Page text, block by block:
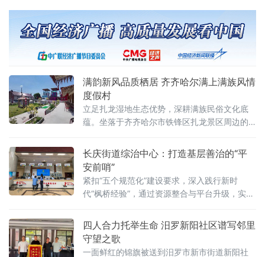
难题，更以“政策扶持+乡贤助力+村民互助”的
模式，为农村居家养老探索出一条温情可行的
新路径。临近中午，移风村李家屋场的暖心食
堂里饭菜飘香，六张圆桌座
满韵新风品质栖居 齐齐哈尔满上满族风情
度假村
立足扎龙湿地生态优势，深耕满族民俗文化底
蕴。坐落于齐齐哈尔市铁锋区扎龙景区周边的
套最完善的一站式综合文旅接待载体，集精品
住宿、特色餐饮、休闲娱乐于一体，有效补齐
扎龙湿地景区配套短板，成为区域生态文旅融
合发展的重要支撑。作为扎龙湿地核心配套度
假点位，度假村区位优势得天独厚，距景区核
长庆街道综治中心：打造基层善治的“平
安前哨”
紧扣“五个规范化”建设要求，深入践行新时
代“枫桥经验”，通过资源整合与平台升级，实现
决”，逐步探索出一条具有区域特色的基层善治
路径。开门理事，让群众诉求有门走进长庆街
道综治中心
四人合力托举生命 汨罗新阳社区谱写邻里
守望之歌
一面鲜红的锦旗被送到汨罗市新市街道新阳社